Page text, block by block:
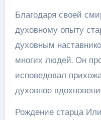
Благодаря своей
духовному опыту
духовным
многих людей. Он
исповедовал
духовное
Рождение старца